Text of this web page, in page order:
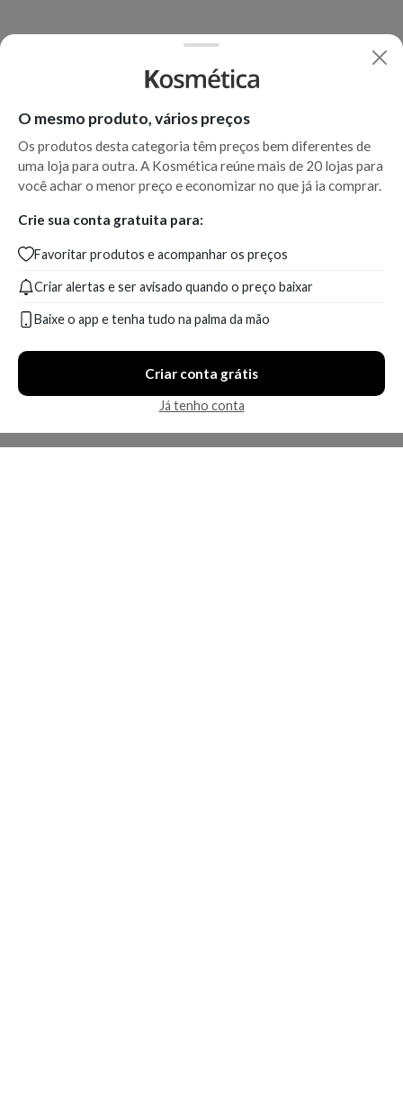
O mesmo produto, vários preços
Os produtos desta categoria têm preços bem diferentes de
uma loja para outra. A Kosmética reúne mais de 20 lojas para
você achar o menor preço e economizar no que já ia comprar.
Crie sua conta gratuita para:
Favoritar produtos e acompanhar os preços
Criar alertas e ser avisado quando o preço baixar
Baixe o app e tenha tudo na palma da mão
Criar conta grátis
Já tenho conta